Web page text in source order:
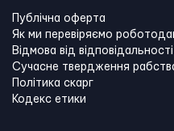
Публічна оферта
Як ми перевіряємо
Відмова від відповідальності
Сучасне твердження
Політика скарг
Кодекс етики